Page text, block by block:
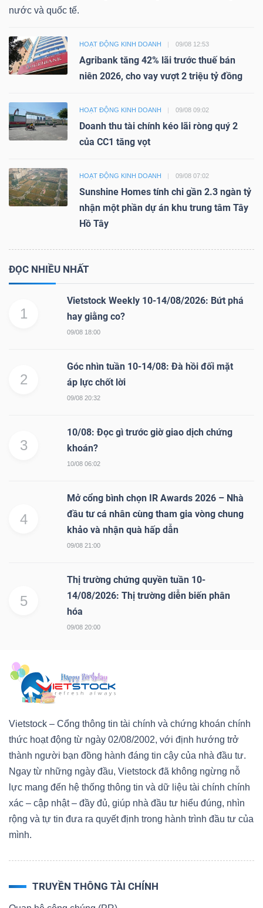
nước và quốc tế.
HOẠT ĐỘNG KINH DOANH 09/08 12:53
Agribank tăng 42% lãi trước thuế bán
niên 2026, cho vay vượt 2 triệu tỷ đồng
HOẠT ĐỘNG KINH DOANH 09/08 09:02
Doanh thu tài chính kéo lãi ròng quý 2
của CC1 tăng vọt
HOẠT ĐỘNG KINH DOANH 09/08 07:02
Sunshine Homes tính chi gần 2.3 ngàn tỷ
nhận một phần dự án khu trung tâm Tây
Hồ Tây
ĐỌC NHIỀU NHẤT
1
Vietstock Weekly 10-14/08/2026: Bứt phá
hay giằng co?
09/08 18:00
2
Góc nhìn tuần 10-14/08: Đà hồi đối mặt
áp lực chốt lời
09/08 20:32
3
10/08: Đọc gì trước giờ giao dịch chứng
khoán?
10/08 06:02
4
Mở cổng bình chọn IR Awards 2026 – Nhà
đầu tư cá nhân cùng tham gia vòng chung
khảo và nhận quà hấp dẫn
09/08 21:00
5
Thị trường chứng quyền tuần 10-
14/08/2026: Thị trường diễn biến phân
hóa
09/08 20:00
Vietstock – Cổng thông tin tài chính và chứng khoán chính
thức hoạt động từ ngày 02/08/2002, với định hướng trở
thành người bạn đồng hành đáng tin cậy của nhà đầu tư.
Ngay từ những ngày đầu, Vietstock đã không ngừng nỗ
lực mang đến hệ thống thông tin và dữ liệu tài chính chính
xác – cập nhật – đầy đủ, giúp nhà đầu tư hiểu đúng, nhìn
rộng và tự tin đưa ra quyết định trong hành trình đầu tư của
mình.
TRUYỀN THÔNG TÀI CHÍNH